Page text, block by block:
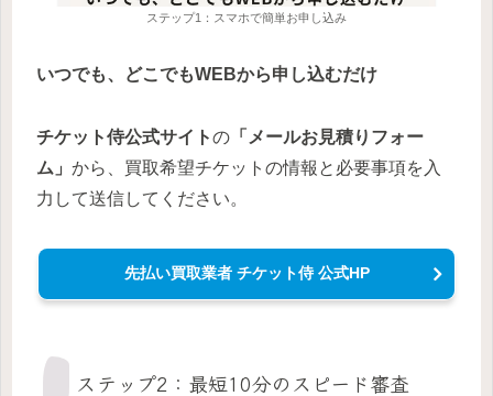
ステップ1：スマホで簡単お申し込み
いつでも、どこでもWEBから申し込むだけ
チケット侍公式サイトの 「メールお見積りフォー
ム」 から、買取希望チケットの情報と必要事項を入
力して送信してください。
先払い買取業者 チケット侍 公式HP
ステップ2：最短10分のスピード審査